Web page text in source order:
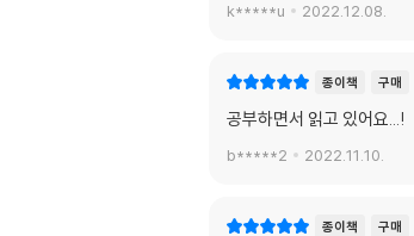
k*****u 2022.12.08.
종이책 구매
공부하면서 읽고 있어요...!
b*****2 2022.11.10.
종이책 구매